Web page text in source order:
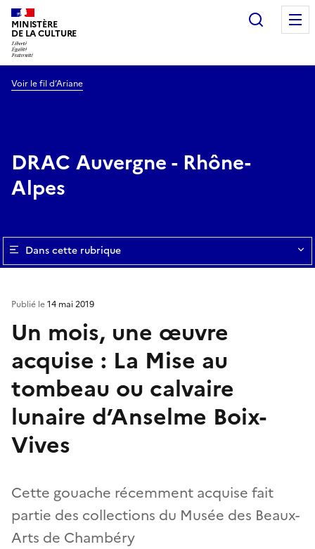
MINISTÈRE
DE LA CULTURE
Voir le fil d’Ariane
DRAC Auvergne - Rhône-
Alpes
Dans cette rubrique
Un mois, une œuvre
acquise : La Mise au
tombeau ou calvaire
lunaire d’Anselme Boix-
Vives
Cette gouache récemment acquise fait
partie des collections du Musée des Beaux-
Arts de Chambéry
Publié le14 mai 2019